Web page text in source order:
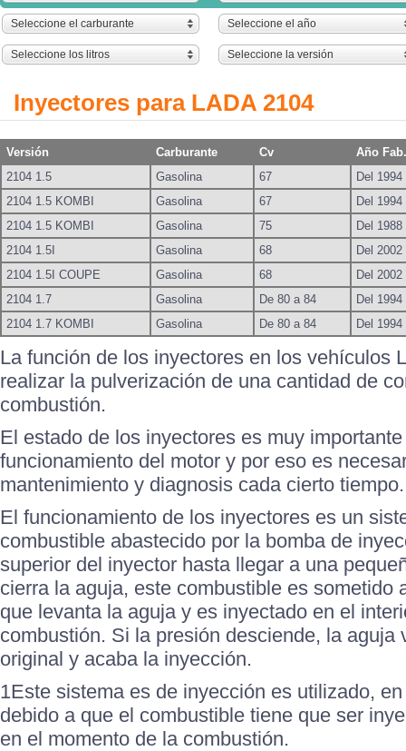
Seleccione el carburante Seleccione el año
Seleccione los litros Seleccione la versión
Inyectores para LADA 2104
Versión Carburante Cv
Año Fab.
2104 1.5
Gasolina 67
Del
2104 1.5 KOMBI
Gasolina 67
Del
2104 1.5 KOMBI
Gasolina 75
Del
2104 1.5I
Gasolina 68
Del
2104 1.5I COUPE
Gasolina 68
Del
2104 1.7
Gasolina De 80 a 84
Del
2104 1.7 KOMBI
Gasolina De 80 a 84 Del
La función de los inyectores en los vehículos
realizar la pulverización de una cantidad de
combustión.
El estado de los inyectores es muy
funcionamiento del motor y por eso es
mantenimiento y diagnosis cada cierto tiempo.
El funcionamiento de los inyectores es un
combustible abastecido por la bomba de
superior del inyector hasta llegar a una
cierra la aguja, este combustible es sometido
que levanta la aguja y es inyectado en el
combustión. Si la presión desciende, la aguja
original y acaba la inyección.
1Este sistema es de inyección es utilizado,
debido a que el combustible tiene que ser
en el momento de la combustión.